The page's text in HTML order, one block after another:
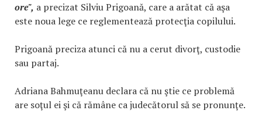
ore", a precizat Silviu Prigoană, care a arătat că aşa
este noua lege ce reglementează protecţia copilului.
Prigoană preciza atunci că nu a cerut divorţ, custodie
sau partaj.
Adriana Bahmuţeanu declara că nu ştie ce problemă
are soţul ei şi că rămâne ca judecătorul să se pronunţe.